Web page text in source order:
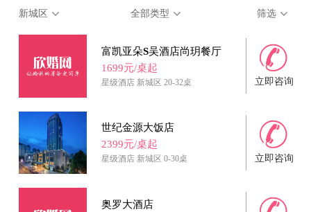
新城区 全部类型 筛选
富凯亚朵S吴酒店尚玥餐厅
1699元/桌起
星级酒店 新城区 20-32桌 立即咨询
世纪金源大饭店
2399元/桌起
星级酒店 新城区 0-30桌 立即咨询
奥罗大酒店